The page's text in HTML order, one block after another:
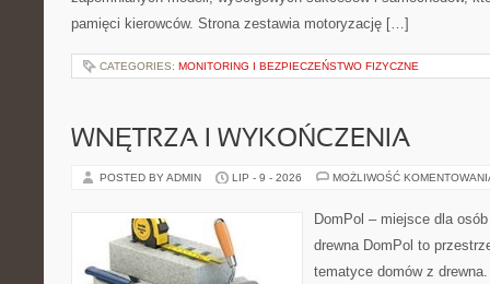
pamięci kierowców. Strona zestawia motoryzację […]
CATEGORIES: MONITORING I BEZPIECZEŃSTWO FIZYCZNE
WNĘTRZA I WYKOŃCZENIA
POSTED BY ADMIN LIP - 9 - 2026 MOŻLIWOŚĆ
DomPol – miejsce dla
drewna DomPol to
tematyce domów z